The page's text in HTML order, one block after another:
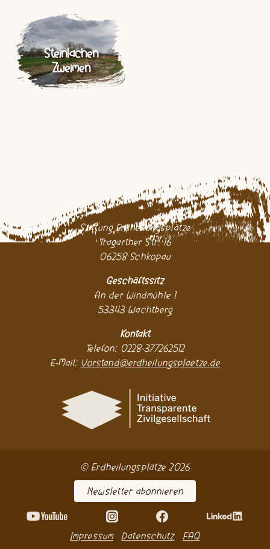
Steinlachen
Zweimen
Stiftung Erdheilungsplätze
Tragarther Str. 16
06258 Schkopau
Geschäftssitz
An der Windmühle 1
53343 Wachtberg
Kontakt
Telefon: 0228-377262512
E-Mail: Vorstand@erdheilungsplaetze.de
© Erdheilungsplätze 2026
Newsletter abonnieren
Impressum Datenschutz FAQ